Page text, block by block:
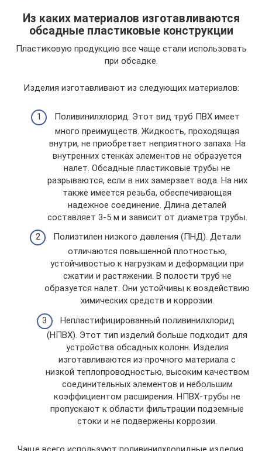
Из каких материалов изготавливаются
обсадные пластиковые конструкции
Пластиковую продукцию все чаще стали использовать
при обсадке.
Изделия изготавливают из следующих материалов:
Поливинилхлорид. Этот вид труб ПВХ имеет
много преимуществ. Жидкость, проходящая
внутри, не приобретает неприятного запаха. На
внутренних стенках элементов не образуется
налет. Обсадные пластиковые трубы не
разрываются, если в них замерзает вода. На них
также имеется резьба, обеспечивающая
надежное соединение. Длина деталей
составляет 3-5 м и зависит от диаметра трубы.
Полиэтилен низкого давления (ПНД). Детали
отличаются повышенной плотностью,
устойчивостью к нагрузкам и деформации при
сжатии и растяжении. В полости труб не
образуется налет. Они устойчивы к воздействию
химических средств и коррозии.
Непластифицированный поливинилхлорид
(НПВХ). Этот тип изделий больше подходит для
устройства обсадных колонн. Изделия
изготавливаются из прочного материала с
низкой теплопроводностью, высоким качеством
соединительных элементов и небольшим
коэффициентом расширения. НПВХ-трубы не
пропускают к области фильтрации подземные
стоки и не подвержены коррозии.